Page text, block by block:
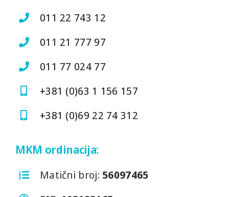
011 22 743 12
011 21 777 97
011 77 024 77
+381 (0)63 1 156 157
+381 (0)69 22 74 312
MKM ordinacija:
Matični broj: 56097465